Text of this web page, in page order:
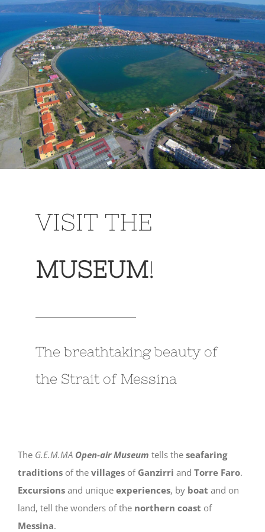
VISIT THE
MUSEUM!
The breathtaking beauty of
the Strait of Messina
The G.E.M.MA Open-air Museum tells the seafaring
traditionsof the villagesof Ganzirri and Torre Faro.
Excursionsand unique experiences, by boat and on
land, tell the wonders of the northern coast of
Messina.